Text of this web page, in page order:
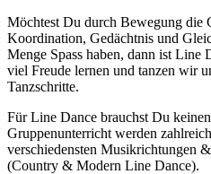
Möchtest Du durch Bewegung die
Koordination, Gedächtnis und
Menge Spass haben, dann ist Line
viel Freude lernen und tanzen wir
Tanzschritte.
Für Line Dance brauchst Du
Gruppenunterricht werden
verschiedensten Musikrichtungen
(Country & Modern Line Dance).